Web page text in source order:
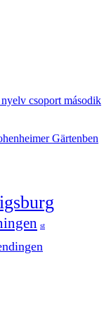
csoport második
Gärtenben
st